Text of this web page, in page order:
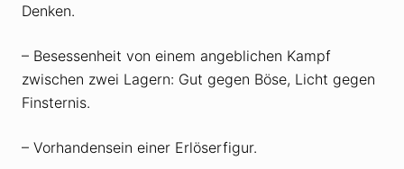
Denken.
– Besessenheit von einem angeblichen Kampf
zwischen zwei Lagern: Gut gegen Böse, Licht gegen
Finsternis.
– Vorhandensein einer Erlöserfigur.